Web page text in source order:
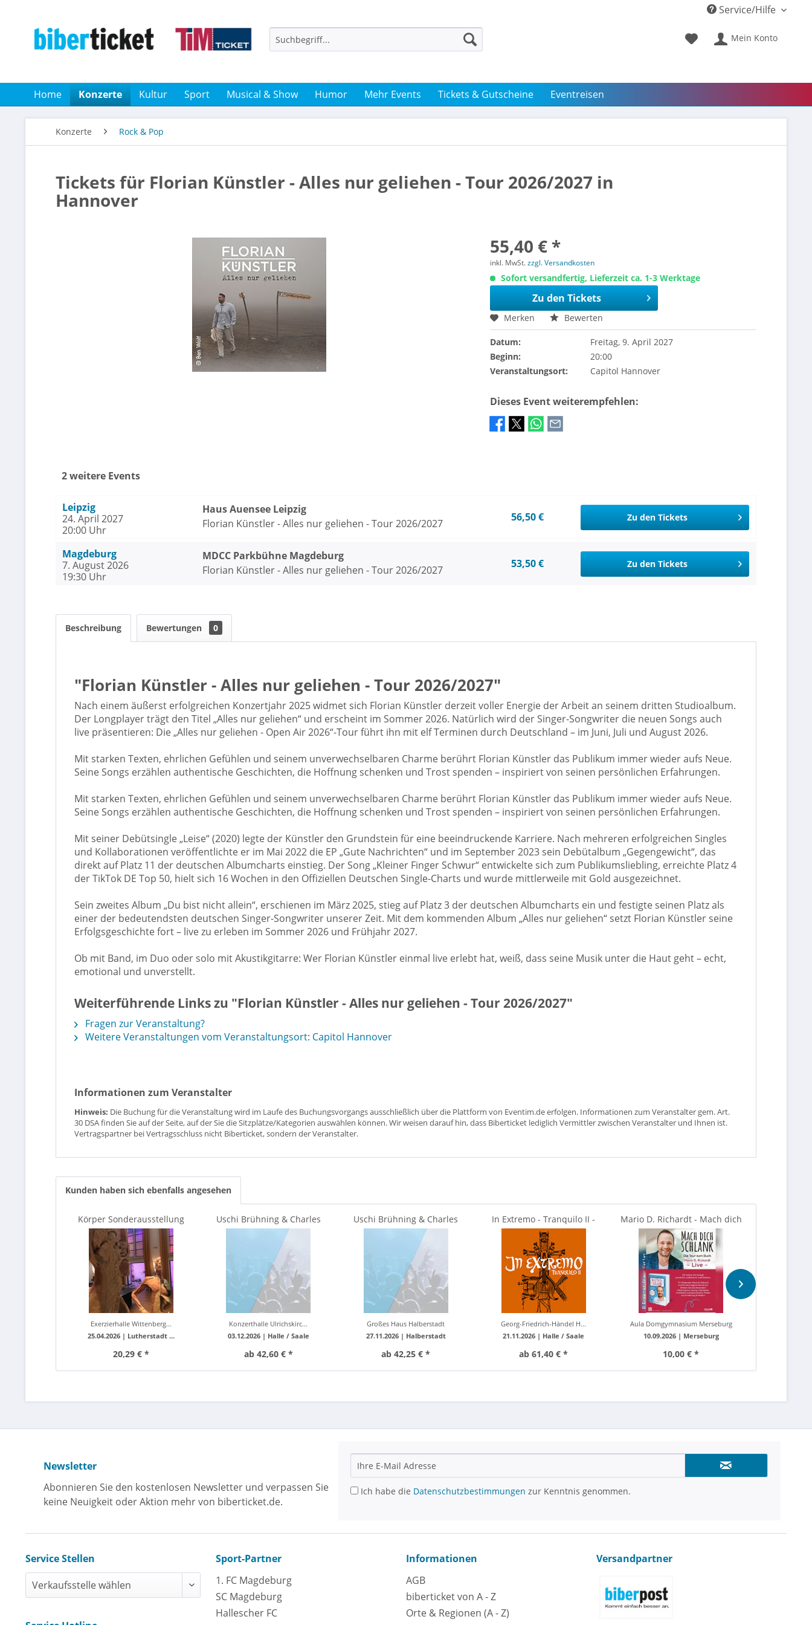
Service/Hilfe
Mein Konto
Home Konzerte Kultur Sport Musical & Show Humor Mehr Events Tickets & Gutscheine Eventreisen
Konzerte Rock & Pop
Tickets für Florian Künstler - Alles nur geliehen - Tour 2026/2027 in
Hannover
55,40 € *
inkl. MwSt.zzgl. Versandkosten
Sofort versandfertig, Lieferzeit ca. 1-3 Werktage
Zu den Tickets
Merken Bewerten
Datum:
Freitag, 9. April 2027
Beginn:
20:00
Veranstaltungsort:
Capitol Hannover
Dieses Event weiterempfehlen:
2 weitere Events
Leipzig
24. April 2027
20:00 Uhr
Haus Auensee Leipzig
Florian Künstler - Alles nur geliehen - Tour 2026/2027
56,50 € Zu den Tickets
Magdeburg
7. August 2026
19:30 Uhr
MDCC Parkbühne Magdeburg
Florian Künstler - Alles nur geliehen - Tour 2026/2027
53,50 € Zu den Tickets
Beschreibung Bewertungen 0
"Florian Künstler - Alles nur geliehen - Tour 2026/2027"
Nach einem äußerst erfolgreichen Konzertjahr 2025 widmet sich Florian Künstler derzeit voller Energie der Arbeit an seinem dritten Studioalbum.
Der Longplayer trägt den Titel „Alles nur geliehen“ und erscheint im Sommer 2026. Natürlich wird der Singer-Songwriter die neuen Songs auch
live präsentieren: Die „Alles nur geliehen - Open Air 2026“-Tour führt ihn mit elf Terminen durch Deutschland – im Juni, Juli und August 2026.
Mit starken Texten, ehrlichen Gefühlen und seinem unverwechselbaren Charme berührt Florian Künstler das Publikum immer wieder aufs Neue.
Seine Songs erzählen authentische Geschichten, die Hoffnung schenken und Trost spenden – inspiriert von seinen persönlichen Erfahrungen.
Mit starken Texten, ehrlichen Gefühlen und seinem unverwechselbaren Charme berührt Florian Künstler das Publikum immer wieder aufs Neue.
Seine Songs erzählen authentische Geschichten, die Hoffnung schenken und Trost spenden – inspiriert von seinen persönlichen Erfahrungen.
Mit seiner Debütsingle „Leise“ (2020) legte der Künstler den Grundstein für eine beeindruckende Karriere. Nach mehreren erfolgreichen Singles
und Kollaborationen veröffentlichte er im Mai 2022 die EP „Gute Nachrichten“ und im September 2023 sein Debütalbum „Gegengewicht“, das
direkt auf Platz 11 der deutschen Albumcharts einstieg. Der Song „Kleiner Finger Schwur“ entwickelte sich zum Publikumsliebling, erreichte Platz 4
der TikTok DE Top 50, hielt sich 16 Wochen in den Offiziellen Deutschen Single-Charts und wurde mittlerweile mit Gold ausgezeichnet.
Sein zweites Album „Du bist nicht allein“, erschienen im März 2025, stieg auf Platz 3 der deutschen Albumcharts ein und festigte seinen Platz als
einer der bedeutendsten deutschen Singer-Songwriter unserer Zeit. Mit dem kommenden Album „Alles nur geliehen“ setzt Florian Künstler seine
Erfolgsgeschichte fort – live zu erleben im Sommer 2026 und Frühjahr 2027.
Ob mit Band, im Duo oder solo mit Akustikgitarre: Wer Florian Künstler einmal live erlebt hat, weiß, dass seine Musik unter die Haut geht – echt,
emotional und unverstellt.
Weiterführende Links zu "Florian Künstler - Alles nur geliehen - Tour 2026/2027"
Fragen zur Veranstaltung?
Weitere Veranstaltungen vom Veranstaltungsort: Capitol Hannover
Informationen zum Veranstalter
Hinweis: Die Buchung für die Veranstaltung wird im Laufe des Buchungsvorgangs ausschließlich über die Plattform von Eventim.de erfolgen. Informationen zum Veranstalter gem. Art.
30 DSA finden Sie auf der Seite, auf der Sie die Sitzplätze/Kategorien auswählen können. Wir weisen darauf hin, dass Biberticket lediglich Vermittler zwischen Veranstalter und Ihnen ist.
Vertragspartner bei Vertragsschluss nicht Biberticket, sondern der Veranstalter.
Kunden haben sich ebenfalls angesehen
Körper Sonderausstellung
Exerzierhalle Wittenberg...
25.04.2026 | Lutherstadt ...
20,29 € *
Uschi Brühning & Charles
Brauer live mit Jazztrio
Konzerthalle Ulrichskirc...
03.12.2026 | Halle / Saale
ab 42,60 € *
Uschi Brühning & Charles
Brauer live mit Jazztrio
Großes Haus Halberstadt
27.11.2026 | Halberstadt
ab 42,25 € *
In Extremo - Tranquilo II -
Akustik Tour 2026
Georg-Friedrich-Händel H...
21.11.2026 | Halle / Saale
ab 61,40 € *
Mario D. Richardt - Mach dich
Schlank - Die...
Aula Domgymnasium Merseburg
10.09.2026 | Merseburg
10,00 € *
Newsletter
Abonnieren Sie den kostenlosen Newsletter und verpassen Sie
keine Neuigkeit oder Aktion mehr von biberticket.de.
Ich habe die Datenschutzbestimmungen zur Kenntnis genommen.
Service Stellen
Sport-Partner
1. FC Magdeburg
SC Magdeburg
Hallescher FC
Informationen
AGB
biberticket von A - Z
Orte & Regionen (A - Z)
Versandpartner